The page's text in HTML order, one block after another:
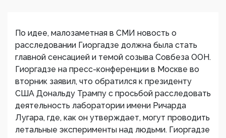
По идее, малозаметная в СМИ новость о
расследовании Гиоргадзе должна была стать
главной сенсацией и темой созыва Совбеза ООН.
Гиоргадзе на пресс-конференции в Москве во
вторник заявил, что обратился к президенту
США Дональду Трампу с просьбой расследовать
деятельность лаборатории имени Ричарда
Лугара, где, как он утверждает, могут проводить
летальные эксперименты над людьми. Гиоргадзе